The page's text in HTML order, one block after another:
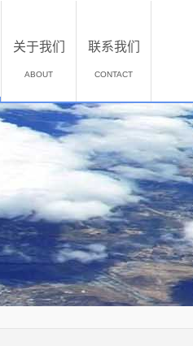
关于我们
ABOUT
联系我们
CONTACT